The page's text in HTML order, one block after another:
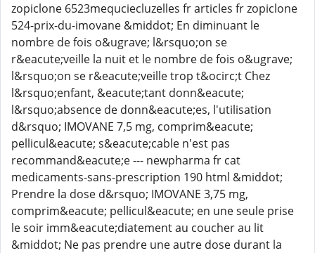
zopiclone 6523mequciecluzelles fr articles fr zopiclone
524-prix-du-imovane &middot; En diminuant le
nombre de fois o&ugrave; l&rsquo;on se
r&eacute;veille la nuit et le nombre de fois o&ugrave;
l&rsquo;on se r&eacute;veille trop t&ocirc;t Chez
l&rsquo;enfant, &eacute;tant donn&eacute;
l&rsquo;absence de donn&eacute;es, l'utilisation
d&rsquo; IMOVANE 7,5 mg, comprim&eacute;
pellicul&eacute; s&eacute;cable n'est pas
recommand&eacute;e --- newpharma fr cat
medicaments-sans-prescription 190 html &middot;
Prendre la dose d&rsquo; IMOVANE 3,75 mg,
comprim&eacute; pellicul&eacute; en une seule prise
le soir imm&eacute;diatement au coucher au lit
&middot; Ne pas prendre une autre dose durant la